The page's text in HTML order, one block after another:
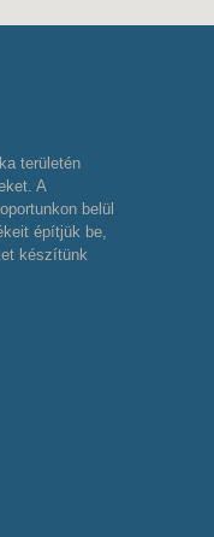
területén
A
belül
építjük be,
készítünk